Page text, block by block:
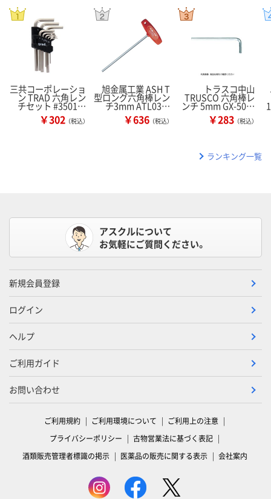
三共コーポレーショ
ン TRAD 六角レン
チセット #3501…
￥302 （税込）
旭金属工業 ASH T
型ロング六角棒レン
チ3mm ATL03…
￥636 （税込）
トラスコ中山
TRUSCO 六角棒レ
ンチ 5mm GX-50…
￥283 （税込）
ランキング一覧
アスクルについて
お気軽にご質問ください。
新規会員登録
ログイン
ヘルプ
ご利用ガイド
お問い合わせ
ご利用規約 ご利用環境について
ご利用上の注意
プライバシーポリシー
古物営業法に基づく表記
酒類販売管理者標識の掲示
医薬品の販売に関する表示 会社案内